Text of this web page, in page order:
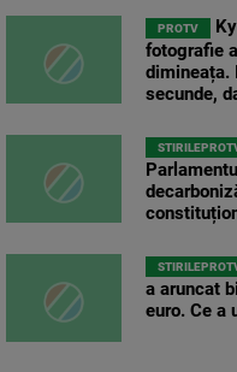
PROTV
fotografie
dimineața.
secunde,
a aruncat
euro. Ce a